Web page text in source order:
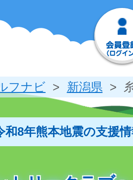
フナビ 新潟県
和8年熊本地震の支援